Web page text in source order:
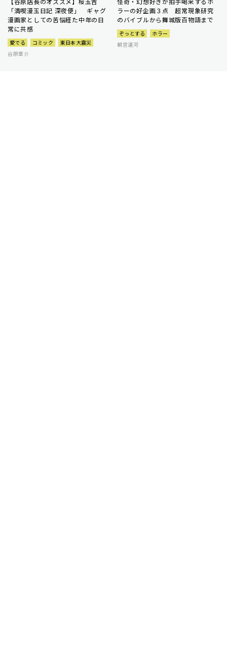
「満喫漫玉日記 深夜便」 ギャグ
漫画家としての苦悩経た中年の日
常に共感
愛でる コミック
東日本大震災
谷原章介
ラーの好企画３点 超常現象研究
のバイブルから舞城版百物語まで
ぞっとする
ホラー
朝宮運河